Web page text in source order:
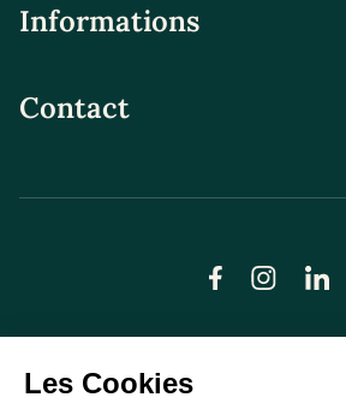
Informations
Contact